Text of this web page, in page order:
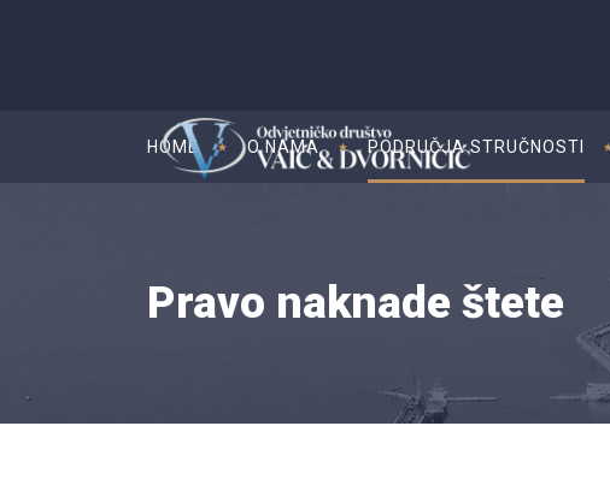
HOME O NAMA PODRUČJA STRUČNOSTI
Pravo naknade štete